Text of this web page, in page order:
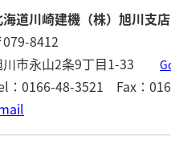
道川崎建機（株）旭川支店
079-8412
川市永山2条9丁目1-33
：0166-48-3521 Fax：